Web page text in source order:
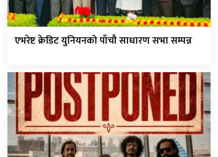
एभरेष्ट क्रेडिट युनियनको पाँचौ साधारण सभा सम्पन्न